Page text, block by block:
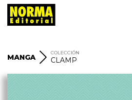
MANGA
COLECCIÓN
CLAMP